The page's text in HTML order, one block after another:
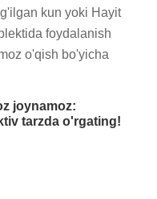
kun yoki Hayit
foydalanish
o'qish bo'yicha
joynamoz:
tarzda o'rgating!